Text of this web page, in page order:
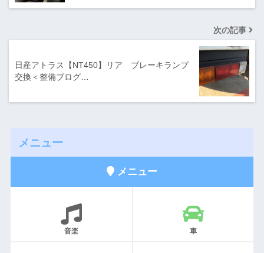
次の記事
日産アトラス【NT450】リア ブレーキランプ
交換＜整備ブログ…
メニュー
メニュー
音楽 車